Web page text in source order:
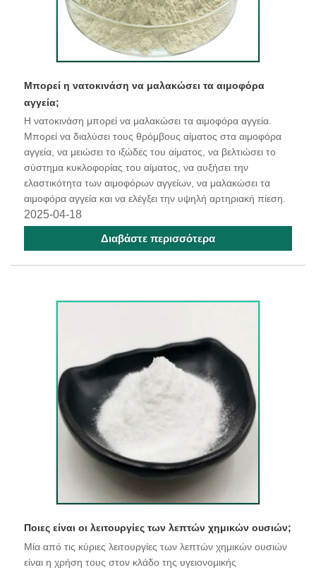
Μπορεί η νατοκινάση να μαλακώσει τα αιμοφόρα
αγγεία;
Η νατοκινάση μπορεί να μαλακώσει τα αιμοφόρα αγγεία.
Μπορεί να διαλύσει τους θρόμβους αίματος στα αιμοφόρα
αγγεία, να μειώσει το ιξώδες του αίματος, να βελτιώσει το
σύστημα κυκλοφορίας του αίματος, να αυξήσει την
ελαστικότητα των αιμοφόρων αγγείων, να μαλακώσει τα
αιμοφόρα αγγεία και να ελέγξει την υψηλή αρτηριακή πίεση.
2025-04-18
Διαβάστε περισσότερα
Ποιες είναι οι λειτουργίες των λεπτών χημικών ουσιών;
Μία από τις κύριες λειτουργίες των λεπτών χημικών ουσιών
είναι η χρήση τους στον κλάδο της υγειονομικής